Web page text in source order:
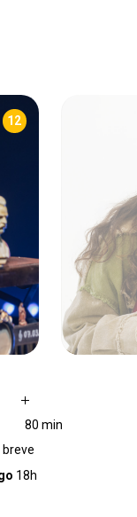
12
São
80 min
breve
18h